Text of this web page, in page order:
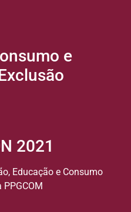
e
2021
Educação e Consumo